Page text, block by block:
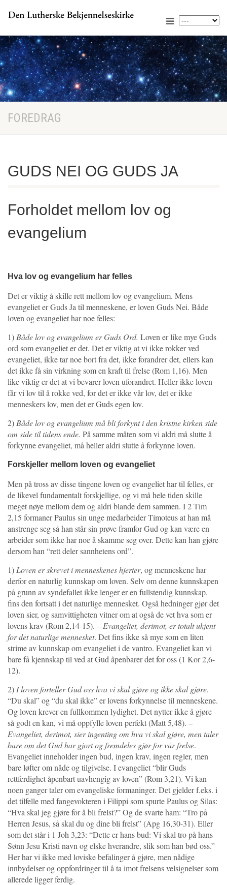
FOREDRAG
GUDS NEI OG GUDS JA
Forholdet mellom lov og
evangelium
Hva lov og evangelium har felles
Det er viktig å skille rett mellom lov og evangelium. Mens
evangeliet er Guds Ja til menneskene, er loven Guds Nei. Både
loven og evangeliet har noe felles:
1) Både lov og evangelium er Guds Ord. Loven er like mye Guds
ord som evangeliet er det. Det er viktig at vi ikke rokker ved
evangeliet, ikke tar noe bort fra det, ikke forandrer det, ellers kan
det ikke få sin virkning som en kraft til frelse (Rom 1,16). Men
like viktig er det at vi bevarer loven uforandret. Heller ikke loven
får vi lov til å rokke ved, for det er ikke vår lov, det er ikke
menneskers lov, men det er Guds egen lov.
2) Både lov og evangelium må bli forkynt i den kristne kirken side
om side til tidens ende. På samme måten som vi aldri må slutte å
forkynne evangeliet, må heller aldri slutte å forkynne loven.
Forskjeller mellom loven og evangeliet
Men på tross av disse tingene loven og evangeliet har til felles, er
de likevel fundamentalt forskjellige, og vi må hele tiden skille
meget nøye mellom dem og aldri blande dem sammen. I 2 Tim
2,15 formaner Paulus sin unge medarbeider Timoteus at han må
anstrenge seg så han står sin prøve framfor Gud og kan være en
arbeider som ikke har noe å skamme seg over. Dette kan han gjøre
dersom han “rett deler sannhetens ord”.
1) Loven er skrevet i menneskenes hjerter, og menneskene har
derfor en naturlig kunnskap om loven. Selv om denne kunnskapen
på grunn av syndefallet ikke lenger er en fullstendig kunnskap,
fins den fortsatt i det naturlige mennesket. Også hedninger gjør det
loven sier, og samvittigheten vitner om at også de vet hva som er
lovens krav (Rom 2,14-15). – Evangeliet, derimot, er totalt ukjent
for det naturlige mennesket. Det fins ikke så mye som en liten
strime av kunnskap om evangeliet i de vantro. Evangeliet kan vi
bare få kjennskap til ved at Gud åpenbarer det for oss (1 Kor 2,6-
12).
2) I loven forteller Gud oss hva vi skal gjøre og ikke skal gjøre.
“Du skal” og “du skal ikke” er lovens forkynnelse til menneskene.
Og loven krever en fullkommen lydighet. Det nytter ikke å gjøre
så godt en kan, vi må oppfylle loven perfekt (Matt 5,48). –
Evangeliet, derimot, sier ingenting om hva vi skal gjøre, men taler
bare om det Gud har gjort og fremdeles gjør for vår frelse.
Evangeliet inneholder ingen bud, ingen krav, ingen regler, men
bare løfter om nåde og tilgivelse. I evangeliet “blir Guds
rettferdighet åpenbart uavhengig av loven” (Rom 3,21). Vi kan
noen ganger taler om evangeliske formaninger. Det gjelder f.eks. i
det tilfelle med fangevokteren i Filippi som spurte Paulus og Silas:
“Hva skal jeg gjøre for å bli frelst?” Og de svarte ham: “Tro på
Herren Jesus, så skal du og dine bli frelst” (Apg 16,30-31). Eller
som det står i 1 Joh 3,23: “Dette er hans bud: Vi skal tro på hans
Sønn Jesu Kristi navn og elske hverandre, slik som han bød oss.”
Her har vi ikke med loviske befalinger å gjøre, men nådige
innbydelser og oppfordringer til å ta imot frelsens velsignelser som
allerede ligger ferdig.